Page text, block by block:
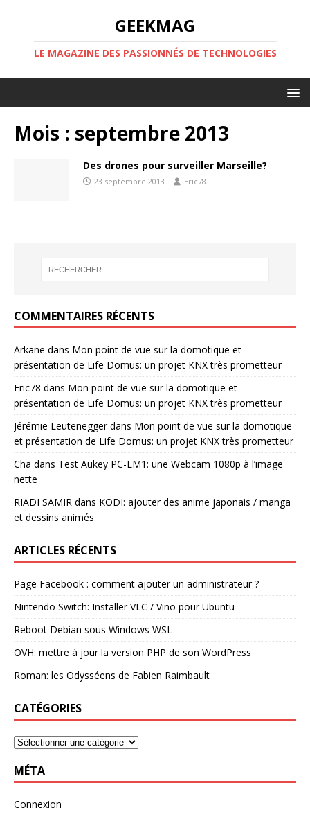
GEEKMAG
LE MAGAZINE DES PASSIONNÉS DE TECHNOLOGIES
Mois : septembre 2013
Des drones pour surveiller Marseille?
23 septembre 2013 Eric78
COMMENTAIRES RÉCENTS
Arkane dans Mon point de vue sur la domotique et
présentation de Life Domus: un projet KNX très prometteur
Eric78 dans Mon point de vue sur la domotique et
présentation de Life Domus: un projet KNX très prometteur
Jérémie Leuteneggerdans Mon point de vue sur la domotique
et présentation de Life Domus: un projet KNX très prometteur
Cha dans Test Aukey PC-LM1: une Webcam 1080p à l’image
nette
RIADI SAMIR dans KODI: ajouter des anime japonais / manga
et dessins animés
ARTICLES RÉCENTS
Page Facebook : comment ajouter un administrateur ?
Nintendo Switch: Installer VLC / Vino pour Ubuntu
Reboot Debian sous Windows WSL
OVH: mettre à jour la version PHP de son WordPress
Roman: les Odysséens de Fabien Raimbault
CATÉGORIES
MÉTA
Connexion